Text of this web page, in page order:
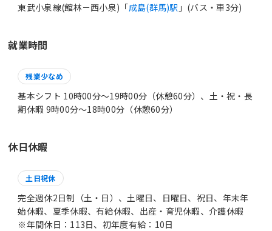
東武小泉線(館林－西小泉)「成島(群馬)駅 」(バス・車3分)
就業時間
残業少なめ
基本シフト 10時00分〜19時00分（休憩60分）、土・祝・長
期休暇 9時00分〜18時00分（休憩60分）
休日休暇
土日祝休
完全週休2日制（土・日）、土曜日、日曜日、祝日、年末年
始休暇、夏季休暇、有給休暇、出産・育児休暇、介護休暇
※年間休日：113日、初年度有給：10日